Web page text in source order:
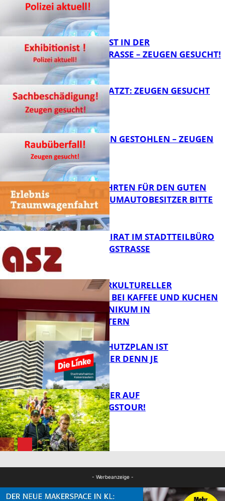
EXHIBITIONIST IN DER
VELMANNSTRASSE – ZEUGEN GESUCHT!
AUTO ZERKRATZT: ZEUGEN GESUCHT
FB News
TEURE KETTEN GESTOHLEN – ZEUGEN
GESUCHT!
FB News
SPENDENFAHRTEN FÜR DEN GUTEN
ZWECK – TRAUMAUTOBESITZER BITTE
MELDEN!
FB News
SENIORENBEIRAT IM STADTTEILBÜRO
IN DER KÖNIGSTRASSE
FB Gesundheit
NEUER INTERKULTURELLER
TREFFPUNKT BEI KAFFEE UND KUCHEN
IM PFALZKLINIKUM IN
KAISERSLAUTERN
FB News
EIN HITZESCHUTZPLAN IST
NOTWENDIGER DENN JE
MIT DEM JÄGER AUF
ENTDECKUNGSTOUR!
- Werbeanzeige -